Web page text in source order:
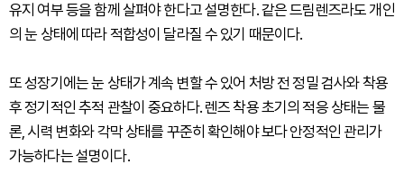
유지 여부 등을 함께 살펴야 한다고 설명한다. 같은 드림렌즈라도 개인
의 눈 상태에 따라 적합성이 달라질 수 있기 때문이다.
또 성장기에는 눈 상태가 계속 변할 수 있어 처방 전 정밀 검사와 착용
후 정기적인 추적 관찰이 중요하다. 렌즈 착용 초기의 적응 상태는 물
론, 시력 변화와 각막 상태를 꾸준히 확인해야 보다 안정적인 관리가
가능하다는 설명이다.